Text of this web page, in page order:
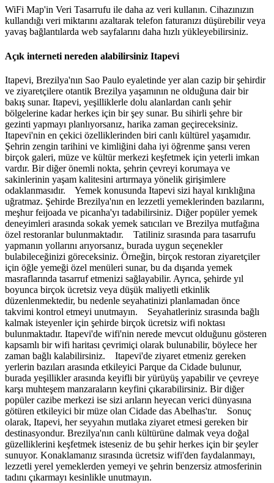
WiFi Map'in Veri Tasarrufu ile daha az veri kullanın. Cihazınızın
kullandığı veri miktarını azaltarak telefon faturanızı düşürebilir veya
yavaş bağlantılarda web sayfalarını daha hızlı yükleyebilirsiniz.
Açık interneti nereden alabilirsiniz Itapevi
Itapevi, Brezilya'nın Sao Paulo eyaletinde yer alan cazip bir şehirdir
ve ziyaretçilere otantik Brezilya yaşamının ne olduğuna dair bir
bakış sunar. Itapevi, yeşilliklerle dolu alanlardan canlı şehir
bölgelerine kadar herkes için bir şey sunar. Bu sihirli şehre bir
gezinti yapmayı planlıyorsanız, harika zaman geçireceksiniz.
Itapevi'nin en çekici özelliklerinden biri canlı kültürel yaşamıdır.
Şehrin zengin tarihini ve kimliğini daha iyi öğrenme şansı veren
birçok galeri, müze ve kültür merkezi keşfetmek için yeterli imkan
vardır. Bir diğer önemli nokta, şehrin çevreyi korumaya ve
sakinlerinin yaşam kalitesini artırmaya yönelik girişimlere
odaklanmasıdır. Yemek konusunda Itapevi sizi hayal kırıklığına
uğratmaz. Şehirde Brezilya'nın en lezzetli yemeklerinden bazılarını,
meşhur feijoada ve picanha'yı tadabilirsiniz. Diğer popüler yemek
deneyimleri arasında sokak yemek satıcıları ve Brezilya mutfağına
özel restoranlar bulunmaktadır. Tatiliniz sırasında para tasarrufu
yapmanın yollarını arıyorsanız, burada uygun seçenekler
bulabileceğinizi göreceksiniz. Örneğin, birçok restoran ziyaretçiler
için öğle yemeği özel menüleri sunar, bu da dışarıda yemek
masraflarında tasarruf etmenizi sağlayabilir. Ayrıca, şehirde yıl
boyunca birçok ücretsiz veya düşük maliyetli etkinlik
düzenlenmektedir, bu nedenle seyahatinizi planlamadan önce
takvimi kontrol etmeyi unutmayın. Seyahatleriniz sırasında bağlı
kalmak isteyenler için şehirde birçok ücretsiz wifi noktası
bulunmaktadır. Itapevi'de wifi'nin nerede mevcut olduğunu gösteren
kapsamlı bir wifi haritası çevrimiçi olarak bulunabilir, böylece her
zaman bağlı kalabilirsiniz. Itapevi'de ziyaret etmeniz gereken
yerlerin bazıları arasında etkileyici Parque da Cidade bulunur,
burada yeşillikler arasında keyifli bir yürüyüş yapabilir ve çevreye
karşı muhteşem manzaraların keyfini çıkarabilirsiniz. Bir diğer
popüler cazibe merkezi ise sizi arıların heyecan verici dünyasına
götüren etkileyici bir müze olan Cidade das Abelhas'tır. Sonuç
olarak, Itapevi, her seyyahın mutlaka ziyaret etmesi gereken bir
destinasyondur. Brezilya'nın canlı kültürüne dalmak veya doğal
güzelliklerini keşfetmek isteseniz de bu şehir herkes için bir şeyler
sunuyor. Konaklamanız sırasında ücretsiz wifi'den faydalanmayı,
lezzetli yerel yemeklerden yemeyi ve şehrin benzersiz atmosferinin
tadını çıkarmayı kesinlikle unutmayın.